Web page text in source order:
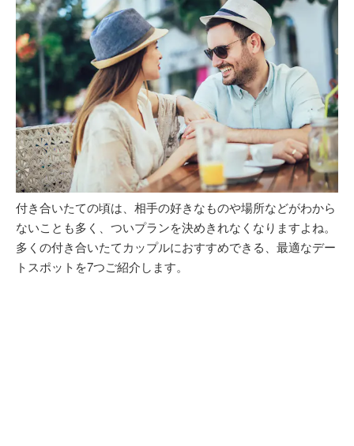
付き合いたての頃は、相手の好きなものや場所などがわから
ないことも多く、ついプランを決めきれなくなりますよね。
多くの付き合いたてカップルにおすすめできる、最適なデー
トスポットを7つご紹介します。